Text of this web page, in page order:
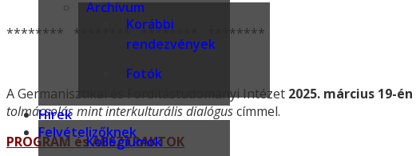
Archívum
Korábbi
rendezvények
Fotók
Hírek
Felvételizőknek
Kollégiumok
******** ******** ******** ********
A Germanisztikai és Fordítástudományi Intézet 2025. március 19-én
tolmácsolás mint interkulturális dialóguscímmel.
PROGRAM és ABSZTRAKTOK